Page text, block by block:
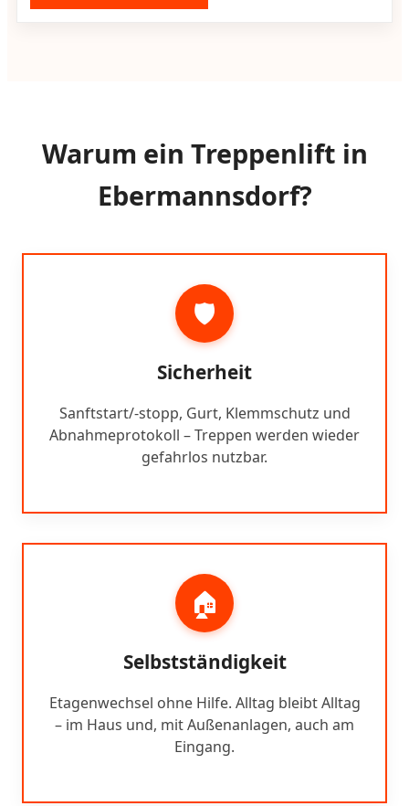
Warum ein Treppenlift in
Ebermannsdorf?
🛡️
Sicherheit
Sanftstart/-stopp, Gurt, Klemmschutz und
Abnahmeprotokoll – Treppen werden wieder
gefahrlos nutzbar.
🏠
Selbstständigkeit
Etagenwechsel ohne Hilfe. Alltag bleibt Alltag
– im Haus und, mit Außenanlagen, auch am
Eingang.